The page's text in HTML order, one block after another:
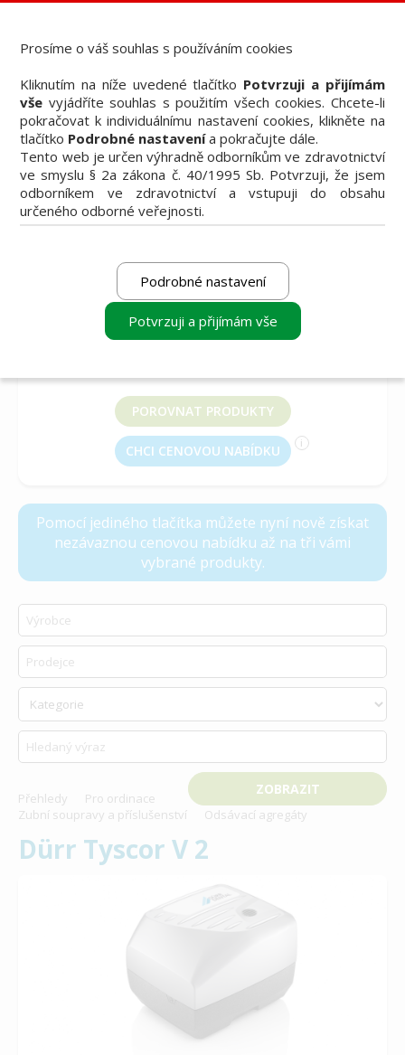
Knižní nabídka
Vzdělávací akce
Akční nabídky firem
Přehledy produktů
Inzerce
Předplatné / el. verze časopisů
k porovnání
vyberte produkt
k porovnání
k porovnání
POROVNAT PRODUKTY
CHCI CENOVOU NABÍDKU i
Pomocí jediného tlačítka můžete nyní nově získat
nezávaznou cenovou nabídku až na tři vámi
vybrané produkty.
Přehledy
Pro ordinace
Zubní soupravy a příslušenství
Odsávací agregáty
Dürr Tyscor V 2
Prosíme o váš souhlas s používáním cookies
Kliknutím na níže uvedené tlačítko Potvrzuji a přijímám
vše vyjádříte souhlas s použitím všech cookies. Chcete-li
pokračovat k individuálnímu nastavení cookies, klikněte na
tlačítko Podrobné nastavenía pokračujte dále.
Tento web je určen výhradně odborníkům ve zdravotnictví
ve smyslu § 2a zákona č. 40/1995 Sb. Potvrzuji, že jsem
odborníkem ve zdravotnictví a vstupuji do obsahu
určeného odborné veřejnosti.
Podrobné nastavení
Potvrzuji a přijímám vše